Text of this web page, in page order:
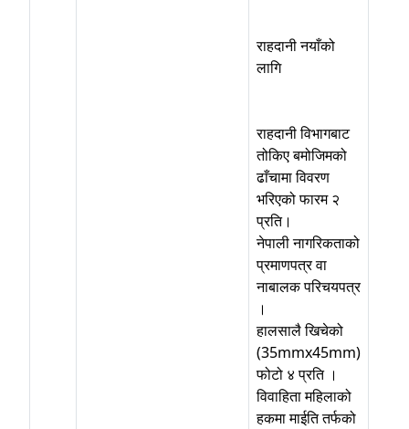
राहदानी नयाँको
लागि
राहदानी विभागबाट
तोकिए बमोजिमको
ढाँचामा विवरण
भरिएको फारम २
प्रति।
नेपाली नागरिकताको
प्रमाणपत्र वा
नाबालक परिचयपत्र
।
हालसालै खिचेको
(35mmx45mm)
फोटो ४ प्रति ।
विवाहिता महिलाको
हकमा माईति तर्फको